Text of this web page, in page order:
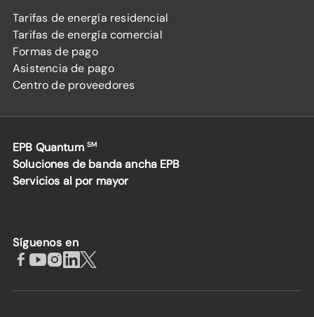
Tarifas de energía residencial
Tarifas de energía comercial
Formas de pago
Asistencia de pago
Centro de proveedores
EPB Quantum SM
Soluciones de banda ancha EPB
Servicios al por mayor
Síguenos en